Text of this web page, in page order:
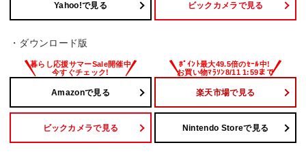
Yahoo!で見る ビックカメラで見る
・ダウンロード版
Amazonで見る 楽天市場で見る
ビックカメラで見る Nintendo Storeで見る